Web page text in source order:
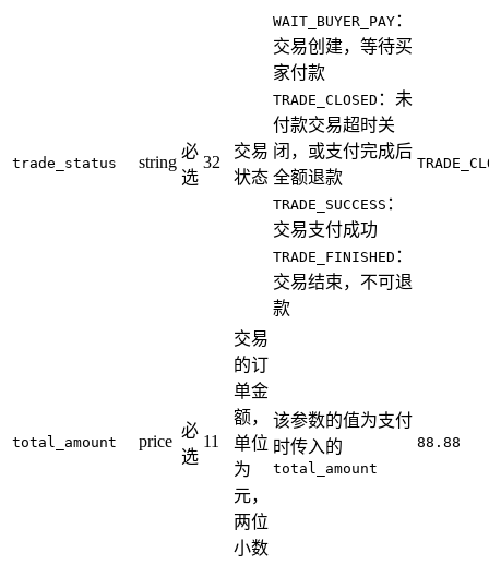
trade_status string
必
选
32
交易
状态
WAIT_BUYER_PAY ：
交易创建，等待买
家付款
TRADE_CLOSED ：未
付款交易超时关
闭，或支付完成后
全额退款
TRADE_SUCCESS ：
交易支付成功
TRADE_FINISHED ：
交易结束，不可退
款
total_amount price
必
选
11
交易
的订
单金
额，
单位
为
元，
两位
小数
该参数的值为支付
时传入的
total_amount
88.88